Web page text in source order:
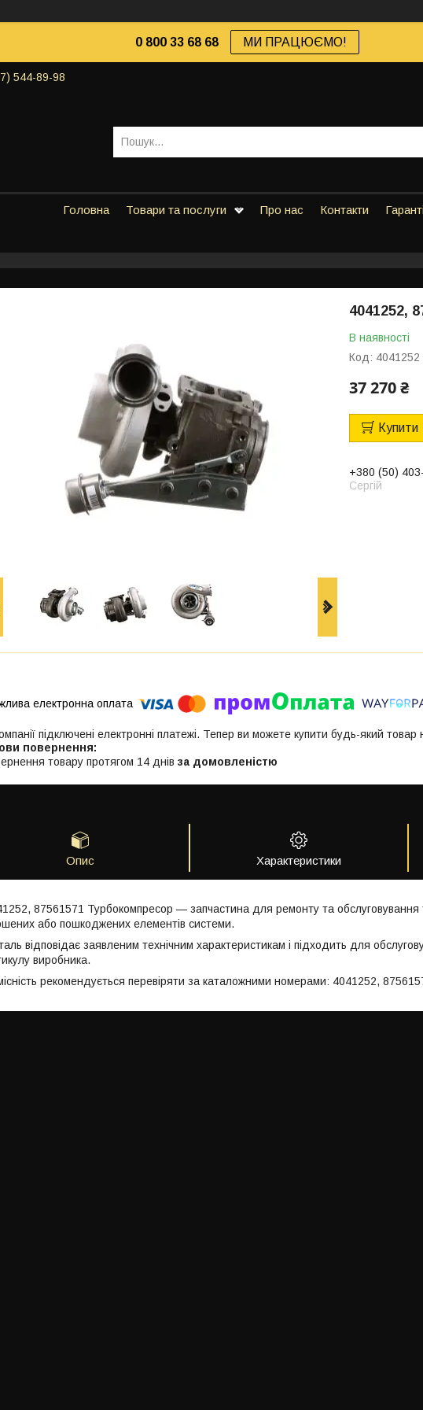
0 800 33 68 68 МИ ПРАЦЮЄМО!
544-89-98
Головна Товари та послуги Про нас Контакти
4041252,
В наявності
Код: 4041252
37 270 ₴
Купити
+380 (50)
Сергій
підключені електронні платежі. Тепер ви можете купити будь-який
товару протягом 14 днів за домовленістю
Опис Характеристики
87561571 Турбокомпресор — запчастина для ремонту та обслуговування
або пошкоджених елементів системи.
відповідає заявленим технічним характеристикам і підходить для
виробника.
рекомендується перевіряти за каталожними номерами: 4041252,